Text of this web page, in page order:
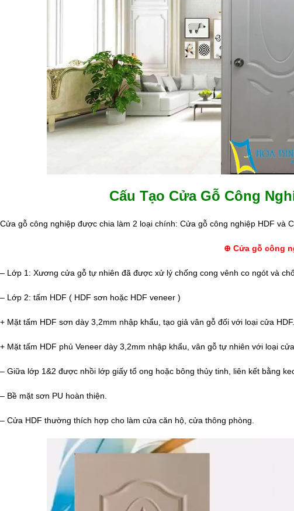
Cấu Tạo Cửa Gỗ Công
Cửa gỗ công nghiệp được chia làm 2 loại chính: Cửa gỗ công nghiệp HDF và
⊕ Cửa gỗ công
– Lớp 1: Xương cửa gỗ tự nhiên đã được xử lý chống cong vênh co ngót và
– Lớp 2: tấm HDF ( HDF sơn hoặc HDF veneer )
+ Mặt tấm HDF sơn dày 3,2mm nhập khẩu, tạo giả vân gỗ đối với loại cửa HDF.
+ Mặt tấm HDF phủ Veneer dày 3,2mm nhập khẩu, vân gỗ tự nhiên với loại
– Giữa lớp 1&2 được nhồi lớp giấy tổ ong hoặc bông thủy tinh, liên kết bằng
– Bề mặt sơn PU hoàn thiện.
– Cửa HDF thường thích hợp cho làm cửa căn hộ, cửa thông phòng.